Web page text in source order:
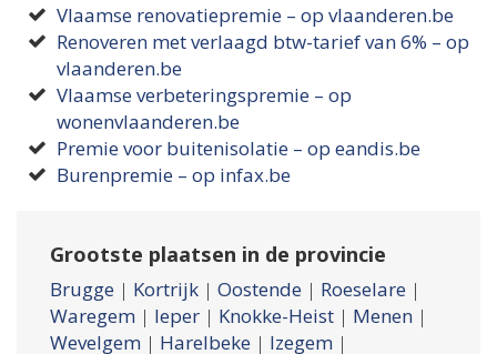
Vlaamse renovatiepremie – op vlaanderen.be
Renoveren met verlaagd btw-tarief van 6% – op
vlaanderen.be
Vlaamse verbeteringspremie – op
wonenvlaanderen.be
Premie voor buitenisolatie – op eandis.be
Burenpremie – op infax.be
Grootste plaatsen in de provincie
Brugge | Kortrijk | Oostende | Roeselare |
Waregem | Ieper | Knokke-Heist | Menen |
Wevelgem | Harelbeke | Izegem |